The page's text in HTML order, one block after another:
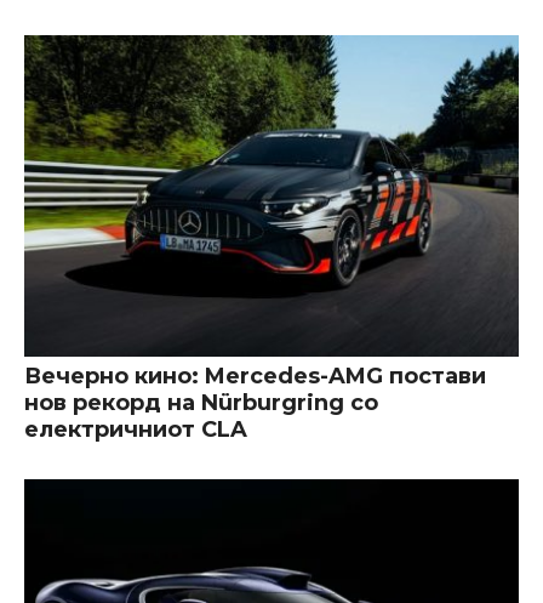
Вечерно кино: Mercedes-AMG постави
нов рекорд на Nürburgring со
електричниот CLA